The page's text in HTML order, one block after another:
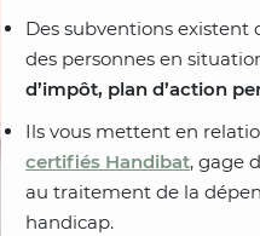
Des subventions
des personnes en
d’impôt, plan d’action
Ils vous mettent en
certifiés Handibat, gage
au traitement de la
handicap.